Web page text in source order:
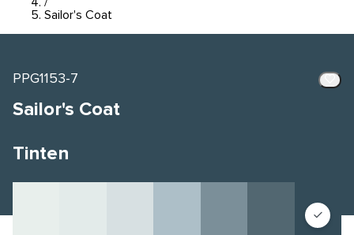
Sailor's Coat
PPG1153-7
Sailor's Coat
Tinten